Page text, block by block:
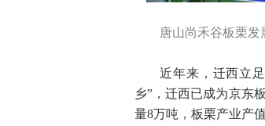
唐山尚禾谷板栗
近年来，迁西立
乡”，迁西已成为京东
量8万吨，板栗产业产